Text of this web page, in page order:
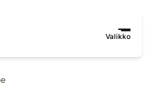
Valikko